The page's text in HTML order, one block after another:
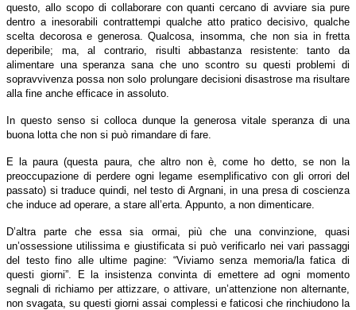
questo, allo scopo di collaborare con quanti cercano di avviare sia pure
dentro a inesorabili contrattempi qualche atto pratico decisivo, qualche
scelta decorosa e generosa. Qualcosa, insomma, che non sia in fretta
deperibile; ma, al contrario, risulti abbastanza resistente: tanto da
alimentare una speranza sana che uno scontro su questi problemi di
sopravvivenza possa non solo prolungare decisioni disastrose ma risultare
alla fine anche efficace in assoluto.
In questo senso si colloca dunque la generosa vitale speranza di una
buona lotta che non si può rimandare di fare.
E la paura (questa paura, che altro non è, come ho detto, se non la
preoccupazione di perdere ogni legame esemplificativo con gli orrori del
passato) si traduce quindi, nel testo di Argnani, in una presa di coscienza
che induce ad operare, a stare all’erta. Appunto, a non dimenticare.
D’altra parte che essa sia ormai, più che una convinzione, quasi
un’ossessione utilissima e giustificata si può verificarlo nei vari passaggi
del testo fino alle ultime pagine: “Viviamo senza memoria/la fatica di
questi giorni”. E la insistenza convinta di emettere ad ogni momento
segnali di richiamo per attizzare, o attivare, un’attenzione non alternante,
non svagata, su questi giorni assai complessi e faticosi che rinchiudono la